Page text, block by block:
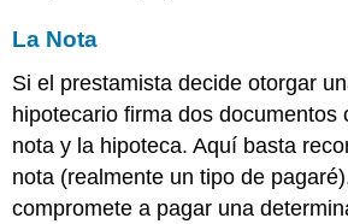
La Nota
Si el prestamista decide otorgar
hipotecario firma dos documentos
nota y la hipoteca. Aquí basta
nota (realmente un tipo de
compromete a pagar una